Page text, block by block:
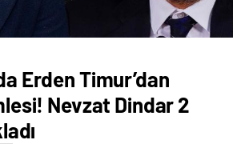
Erden Timur’dan
Nevzat Dindar 2